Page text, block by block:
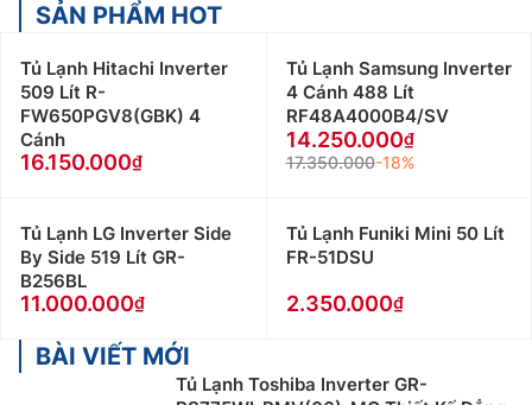
SẢN PHẨM HOT
Tủ Lạnh Hitachi Inverter
509 Lít R-
FW650PGV8(GBK) 4
Cánh
16.150.000
Tủ Lạnh Samsung Inverter
4 Cánh 488 Lít
RF48A4000B4/SV
14.250.000
17.350.000-18%
Tủ Lạnh LG Inverter Side
By Side 519 Lít GR-
B256BL
11.000.000
Tủ Lạnh Funiki Mini 50 Lít
FR-51DSU
2.350.000
BÀI VIẾT MỚI
Tủ Lạnh Toshiba Inverter GR-